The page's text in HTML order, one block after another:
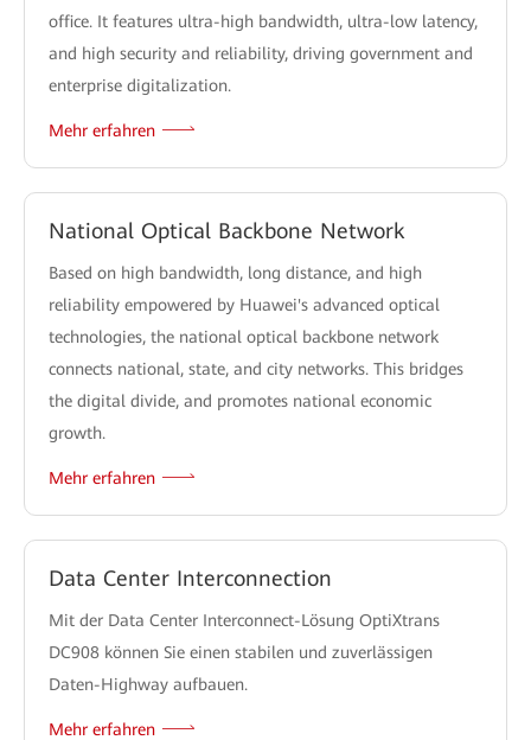
office. It features ultra-high bandwidth, ultra-low latency,
and high security and reliability, driving government and
enterprise digitalization.
Mehr erfahren
National Optical Backbone Network
Based on high bandwidth, long distance, and high
reliability empowered by Huawei's advanced optical
technologies, the national optical backbone network
connects national, state, and city networks. This bridges
the digital divide, and promotes national economic
growth.
Mehr erfahren
Data Center Interconnection
Mit der Data Center Interconnect-Lösung OptiXtrans
DC908 können Sie einen stabilen und zuverlässigen
Daten-Highway aufbauen.
Mehr erfahren